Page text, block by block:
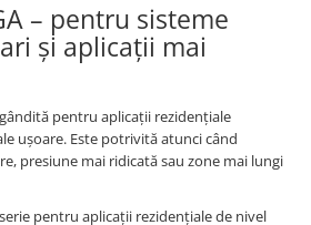
– pentru sisteme
și aplicații mai
pentru aplicații rezidențiale
ușoare. Este potrivită atunci când
presiune mai ridicată sau zone mai lungi
pentru aplicații rezidențiale de nivel